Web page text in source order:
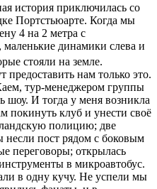
история приключилась со
Портстьюарте. Когда мы
4 на 2 метра с
маленькие динамики слева и
стояли на земле.
предоставить нам только это.
тур-менеджером группы
И тогда у меня возникла
покинуть клуб и унести своё
полицию; две
пост рядом с боковым
переговоры; открылась
в микроавтобус.
в одну кучу. Не успели мы